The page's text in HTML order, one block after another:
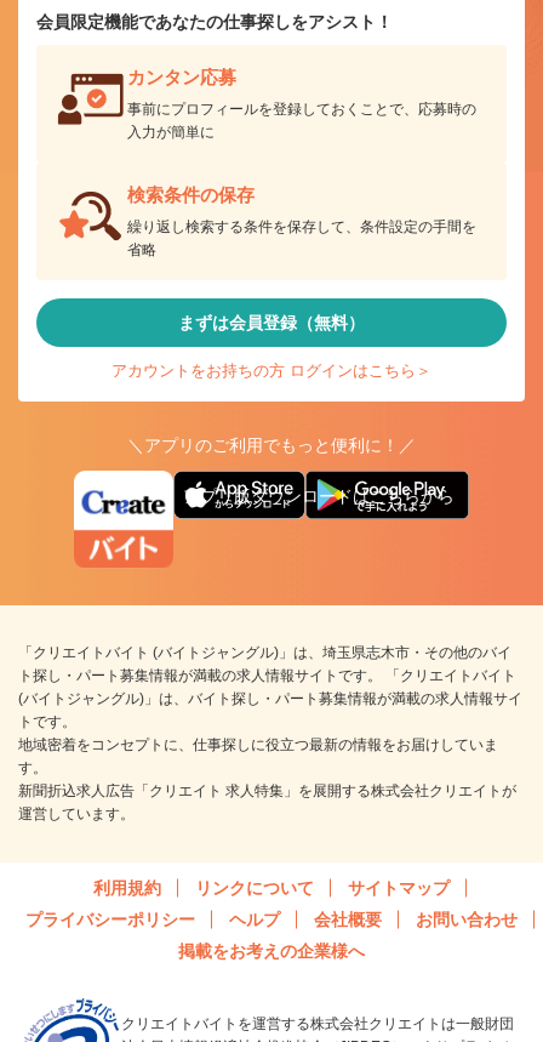
会員限定機能であなたの仕事探しをアシスト！
カンタン応募
事前にプロフィールを登録しておくことで、応募時の
入力が簡単に
検索条件の保存
繰り返し検索する条件を保存して、条件設定の手間を
省略
まずは会員登録（無料）
アカウントをお持ちの方 ログインはこちら＞
＼アプリのご利用でもっと便利に！／
アプリ版ダウンロードはこちらから
「クリエイトバイト (バイトジャングル)」は、埼玉県志木市・その他のバイ
ト探し・パート募集情報が満載の求人情報サイトです。 「クリエイトバイト
(バイトジャングル)」は、バイト探し・パート募集情報が満載の求人情報サイ
トです。
地域密着をコンセプトに、仕事探しに役立つ最新の情報をお届けしていま
す。
新聞折込求人広告「クリエイト 求人特集」を展開する株式会社クリエイトが
運営しています。
利用規約 リンクについて
サイトマップ
プライバシーポリシー
ヘルプ 会社概要
お問い合わせ
掲載をお考えの企業様へ
クリエイトバイトを運営する株式会社クリエイトは一般財団